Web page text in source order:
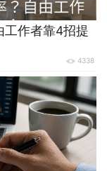
工作者靠4招提
4338